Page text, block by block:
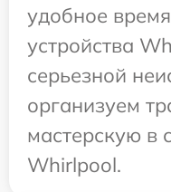
удобное
устройства
серьезной
организуем
мастерскую в
Whirlpool.